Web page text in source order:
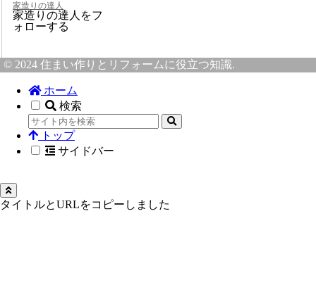
家造りの達人
家造りの達人をフ
ォローする
© 2024 住まい作りとリフォームに役立つ知識.
ホーム
検索
トップ
サイドバー
タイトルとURLをコピーしました